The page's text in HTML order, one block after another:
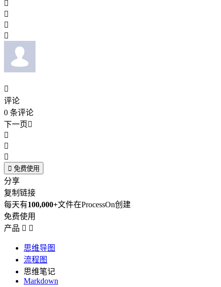





评论
0 条评论
下一页



 免费使用
分享
复制链接
每天有100,000+文件在ProcessOn创建
免费使用
产品  
思维导图
流程图
思维笔记
Markdown